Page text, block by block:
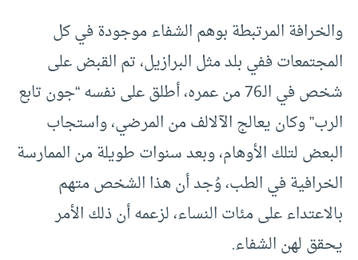
والخرافة المرتبطة بوهم الشفاء موجودة في كل
المجتمعات ففي بلد مثل البرازيل، تم القبض على
شخص في الـ76 من عمره، أطلق على نفسه “جون تابع
الرب” وكان يعالج الآلالف من المرضي، واستجاب
البعض لتلك الأوهام، وبعد سنوات طويلة من الممارسة
الخرافية في الطب، وُجد أن هذا الشخص متهم
بالاعتداء على مئات النساء، لزعمه أن ذلك الأمر
يحقق لهن الشفاء.